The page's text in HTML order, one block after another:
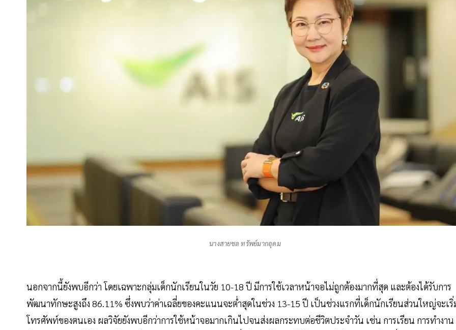
นางสายชล ทรัพย์มากอุดม
นอกจากนี้ยังพบอีกว่า โดยเฉพาะกลุ่มเด็กนักเรียนในวัย 10-18 ปี มีการใช้เวลาหน้าจอไม่ถูกต้องมากที่สุด และต้องได้รับการ
พัฒนาทักษะสูงถึง 86.11% ซึ่งพบว่าค่าเฉลี่ยของคะแนนจะต่ำสุดในช่วง 13-15 ปี เป็นช่วงแรกที่เด็กนักเรียนส่วนใหญ่จะเริ่
โทรศัพท์ของตนเอง ผลวิจัยยังพบอีกว่าการใช้หน้าจอมากเกินไปจนส่งผลกระทบต่อชีวิตประจำวัน เช่น การเรียน การทำงาน